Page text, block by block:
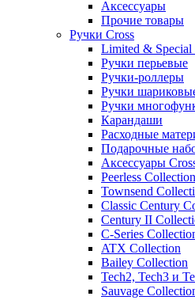
Аксессуары
Прочие товары
Ручки Cross
Limited & Special
Ручки перьевые
Ручки-роллеры
Ручки
Ручки
Карандаши
Расходные
Подарочные
Аксессуары
Peerless Collection
Townsend
Classic Century
Century II
C-Series
ATX Collection
Bailey Collection
Tech2, Tech3 и
Sauvage